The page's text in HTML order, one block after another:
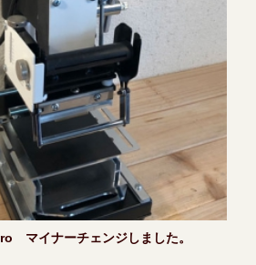
マイナーチェンジしました。